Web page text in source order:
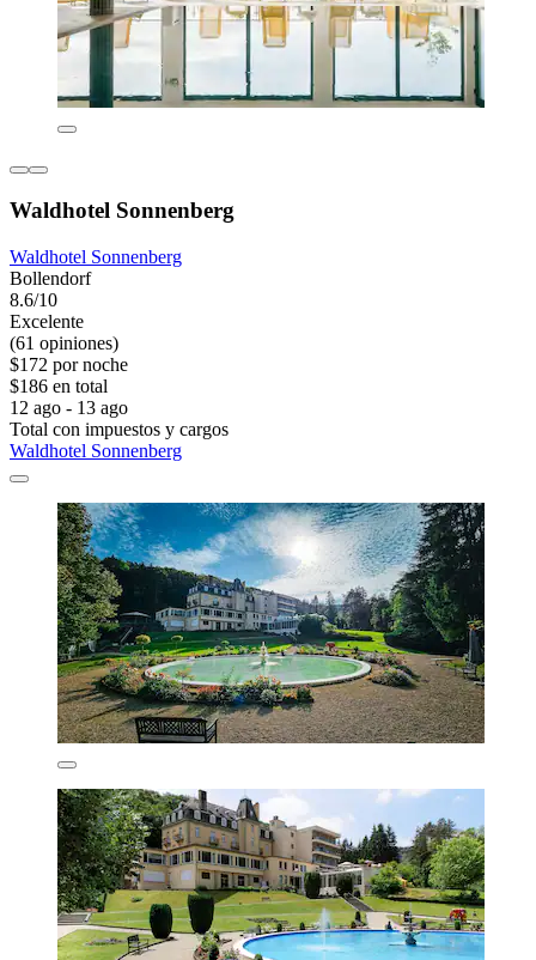
Waldhotel Sonnenberg
Waldhotel Sonnenberg
Bollendorf
8.6/10
Excelente
(61 opiniones)
$172 por noche
$186 en total
12 ago - 13 ago
Total con impuestos y cargos
Waldhotel Sonnenberg